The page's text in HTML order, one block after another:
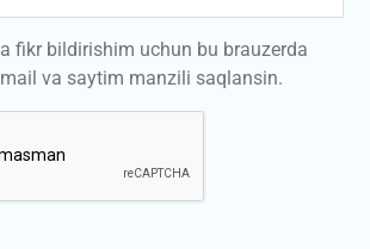
fikr bildirishim uchun bu brauzerda
va saytim manzili saqlansin.